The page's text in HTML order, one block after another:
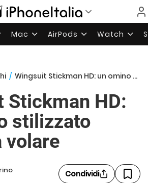
Mac AirPods Watch
/ Wingsuit Stickman HD: un omino stilizzato impara a volare
Stickman HD:
stilizzato
volare
Condividi